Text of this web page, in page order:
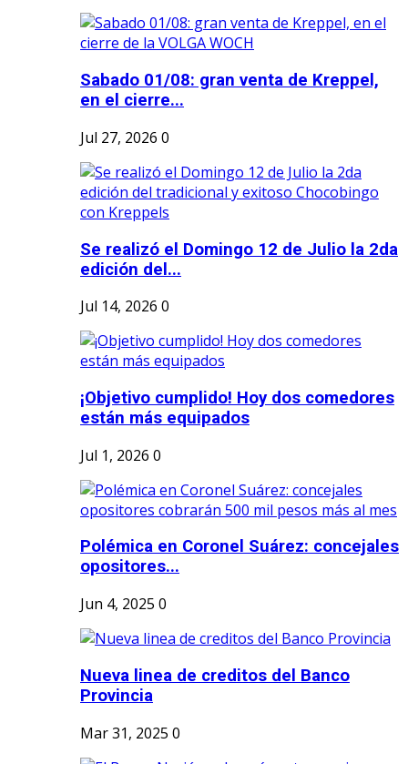
Sabado 01/08: gran venta de Kreppel,
en el cierre...
Jul 27, 2026 0
Se realizó el Domingo 12 de Julio la 2da
edición del...
Jul 14, 2026 0
¡Objetivo cumplido! Hoy dos comedores
están más equipados
Jul 1, 2026 0
Polémica en Coronel Suárez: concejales
opositores...
Jun 4, 2025 0
Nueva linea de creditos del Banco
Provincia
Mar 31, 2025 0